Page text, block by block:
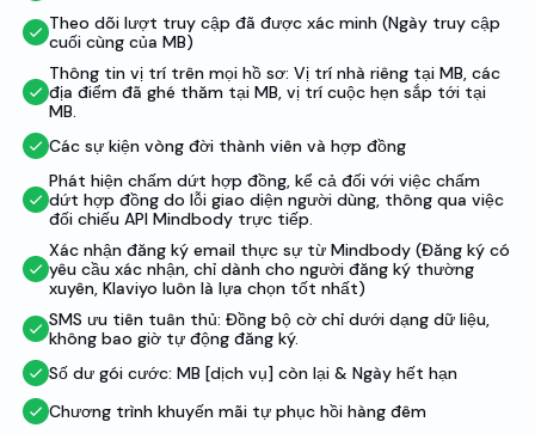
Theo dõi lượt truy cập đã được xác minh (Ngày truy cập
cuối cùng của MB)
Thông tin vị trí trên mọi hồ sơ: Vị trí nhà riêng tại MB, các
địa điểm đã ghé thăm tại MB, vị trí cuộc hẹn sắp tới tại
MB.
Các sự kiện vòng đời thành viên và hợp đồng
Phát hiện chấm dứt hợp đồng, kể cả đối với việc chấm
dứt hợp đồng do lỗi giao diện người dùng, thông qua việc
đối chiếu API Mindbody trực tiếp.
Xác nhận đăng ký email thực sự từ Mindbody (Đăng ký có
yêu cầu xác nhận, chỉ dành cho người đăng ký thường
xuyên, Klaviyo luôn là lựa chọn tốt nhất)
SMS ưu tiên tuân thủ: Đồng bộ cờ chỉ dưới dạng dữ liệu,
không bao giờ tự động đăng ký.
Số dư gói cước: MB [dịch vụ] còn lại & Ngày hết hạn
Chương trình khuyến mãi tự phục hồi hàng đêm